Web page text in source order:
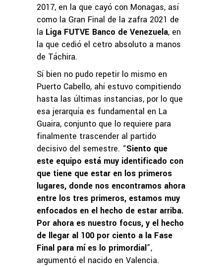
2017, en la que cayó con Monagas, así
como la Gran Final de la zafra 2021 de
la Liga FUTVE Banco de Venezuela, en
la que cedió el cetro absoluto a manos
de Táchira.
Sí bien no pudo repetir lo mismo en
Puerto Cabello, ahí estuvo compitiendo
hasta las últimas instancias, por lo que
esa jerarquía es fundamental en La
Guaira, conjunto que lo requiere para
finalmente trascender al partido
decisivo del semestre. “Siento que
este equipo está muy identificado con
que tiene que estar en los primeros
lugares, donde nos encontramos ahora
entre los tres primeros, estamos muy
enfocados en el hecho de estar arriba.
Por ahora es nuestro focus, y el hecho
de llegar al 100 por ciento a la Fase
Final para mí es lo primordial”,
argumentó el nacido en Valencia.